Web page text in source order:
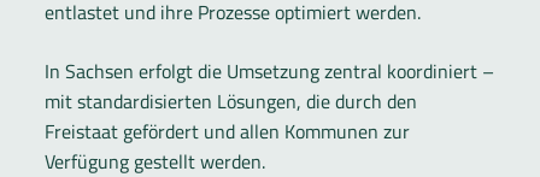
entlastet und ihre Prozesse optimiert werden.
In Sachsen erfolgt die Umsetzung zentral koordiniert –
mit standardisierten Lösungen, die durch den
Freistaat gefördert und allen Kommunen zur
Verfügung gestellt werden.